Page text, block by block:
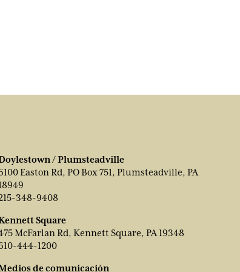
/ Plumsteadville
Easton Rd, PO Box 751, Plumsteadville, PA
348-9408
Square
McFarlan Rd, Kennett Square, PA 19348
444-1200
de comunicación